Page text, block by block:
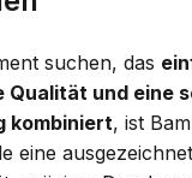
suchen, das
Qualität und eine
kombiniert, ist
eine